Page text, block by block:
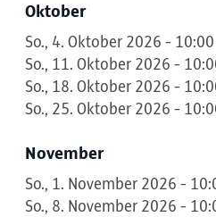
Oktober
So., 4. Oktober 2026 -
So., 11. Oktober 2026 -
So., 18. Oktober 2026 -
So., 25. Oktober 2026 -
November
So., 1. November 2026 -
So., 8. November 2026 -